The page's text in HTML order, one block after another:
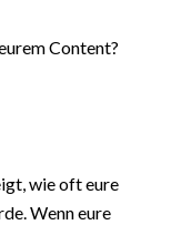
Content?
wie oft eure
Wenn eure